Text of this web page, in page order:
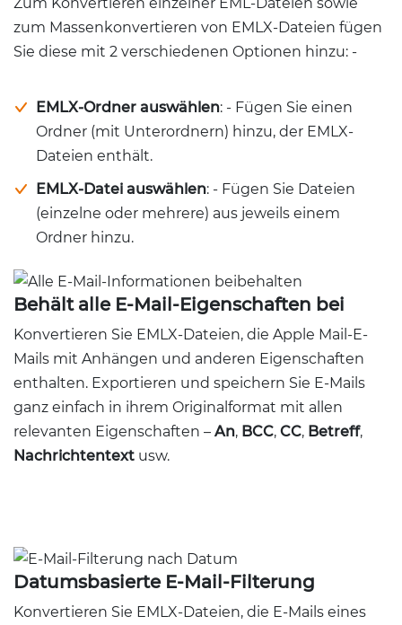
zum Massenkonvertieren von EMLX-Dateien fügen
Sie diese mit 2 verschiedenen Optionen hinzu: -
EMLX-Ordner auswählen: - Fügen Sie einen
Ordner (mit Unterordnern) hinzu, der EMLX-
Dateien enthält.
EMLX-Datei auswählen: - Fügen Sie Dateien
(einzelne oder mehrere) aus jeweils einem
Ordner hinzu.
Behält alle E-Mail-Eigenschaften bei
Konvertieren Sie EMLX-Dateien, die Apple Mail-E-
Mails mit Anhängen und anderen Eigenschaften
enthalten. Exportieren und speichern Sie E-Mails
ganz einfach in ihrem Originalformat mit allen
relevanten Eigenschaften – An, BCC, CC, Betreff,
Nachrichtentext usw.
Datumsbasierte E-Mail-Filterung
Konvertieren Sie EMLX-Dateien, die E-Mails eines